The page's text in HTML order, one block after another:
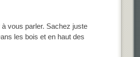
vous parler. Sachez juste
les bois et en haut des